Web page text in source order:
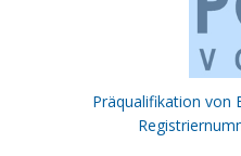
Präqualifikation von